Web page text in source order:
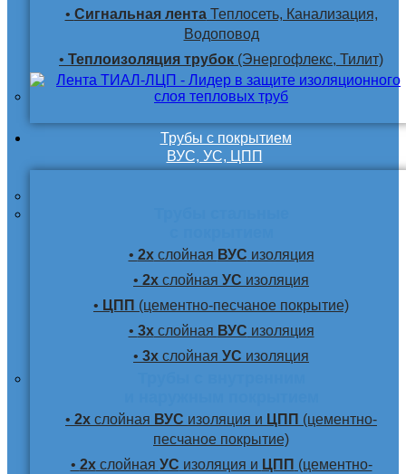
• Сигнальная лентаТеплосеть, Канализация,
Водоповод
• Теплоизоляция трубок (Энергофлекс, Тилит)
Трубы с покрытием
ВУС, УС, ЦПП
• 2хслойная ВУС изоляция
• 2х слойная УС изоляция
• ЦПП (цементно-песчаное покрытие)
• 3хслойная ВУС изоляция
• 3х слойная УС изоляция
• 2х слойная ВУС изоляция и ЦПП (цементно-
песчаное покрытие)
• 2хслойная УС изоляция и ЦПП (цементно-